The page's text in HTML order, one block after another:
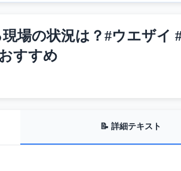
場の状況は？#ウエザイ
すすめ
📝 詳細テキスト